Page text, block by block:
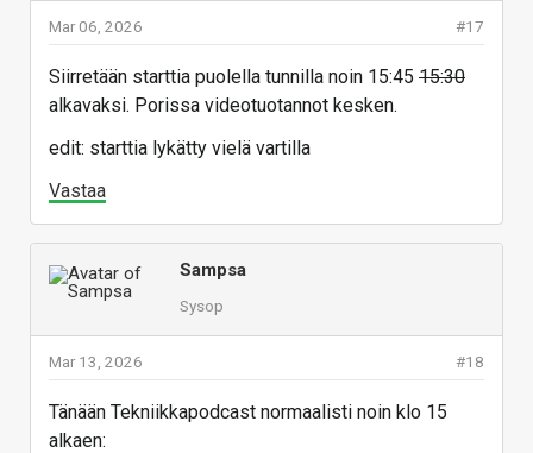
#17
Mar 06, 2026
Siirretään starttia puolella tunnilla noin 15:45 15:30
alkavaksi. Porissa videotuotannot kesken.
edit: starttia lykätty vielä vartilla
Vastaa
Sampsa
Sysop
#18
Mar 13, 2026
Tänään Tekniikkapodcast normaalisti noin klo 15
alkaen: